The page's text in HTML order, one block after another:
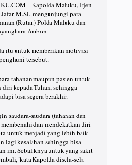
– Kapolda Maluku, Irjen
M.Si., mengunjungi para
(Rutan) Polda Maluku dan
Ambon.
itu untuk memberikan motivasi
tersebut.
tahanan maupun pasien untuk
diri kepada Tuhan, sehingga
bisa segera berakhir.
saudara-saudara (tahanan dan
membenahi dan mendekatkan diri
untuk menjadi yang lebih baik
lagi kesalahan sehingga bisa
ini. Sebaliknya untuk yang sakit
Kapolda disela-sela